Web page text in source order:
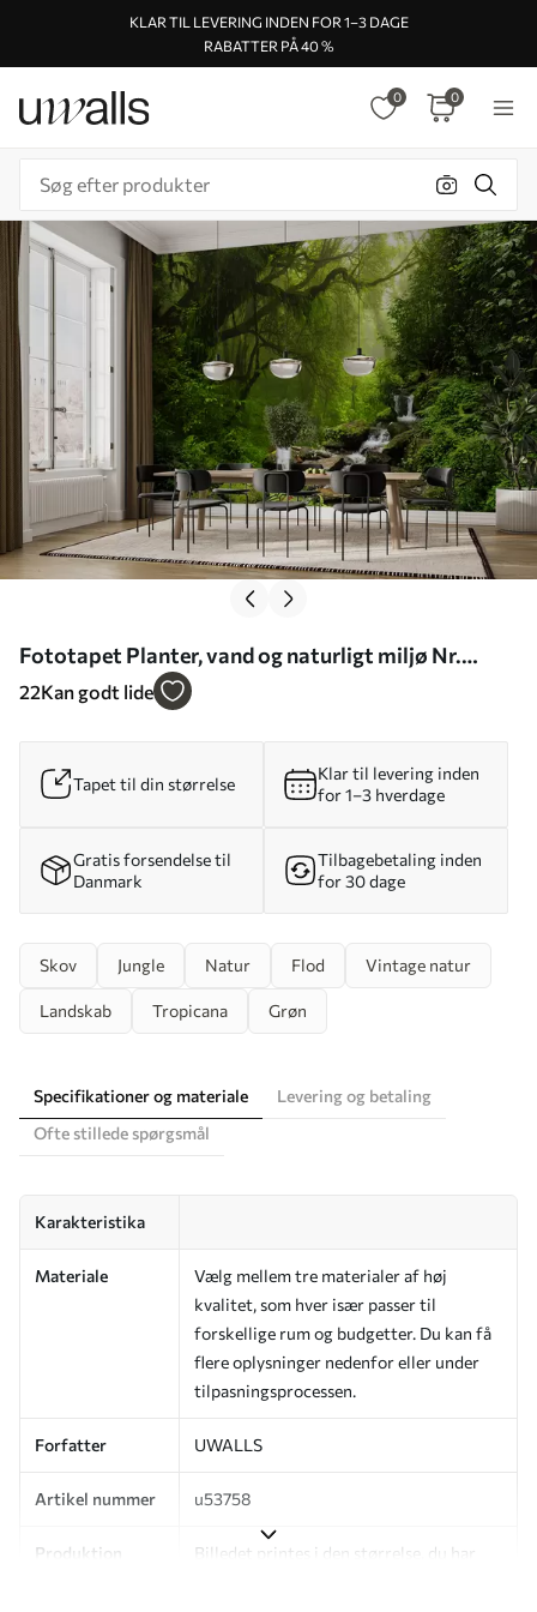
KLAR TIL LEVERING INDEN FOR 1–3 DAGE
RABATTER PÅ 40 %
0 0
Fototapet Planter, vand og naturligt miljø Nr.
u53758
22Kan godt lide
Tapet til din størrelse
Klar til levering inden
for 1–3 hverdage
Gratis forsendelse til
Danmark
Tilbagebetaling inden
for 30 dage
Skov Jungle Natur Flod Vintage natur
Landskab Tropicana Grøn
Specifikationer og materiale
Levering og betaling
Ofte stillede spørgsmål
Karakteristika
Materiale
Vælg mellem tre materialer af høj
kvalitet, som hver især passer til
forskellige rum og budgetter. Du kan få
flere oplysninger nedenfor eller under
tilpasningsprocessen.
Forfatter UWALLS
Artikel nummer u53758
Produktion
Billedet printes i den størrelse, du har